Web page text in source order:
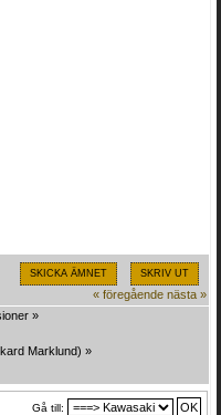
SKICKA ÄMNET SKRIV UT
« föregående nästa »
»
Marklund) »
Gå till: